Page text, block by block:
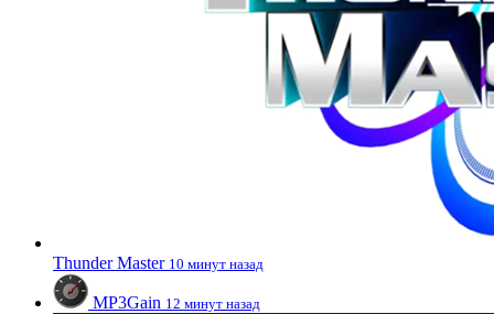
Thunder Master 10 минут назад
MP3Gain 12 минут назад